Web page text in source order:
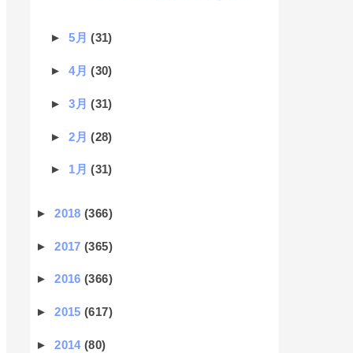
►5月(31)
►4月(30)
►3月(31)
►2月(28)
► 1月(31)
►2018(366)
►2017(365)
►2016(366)
►2015(617)
►2014(80)